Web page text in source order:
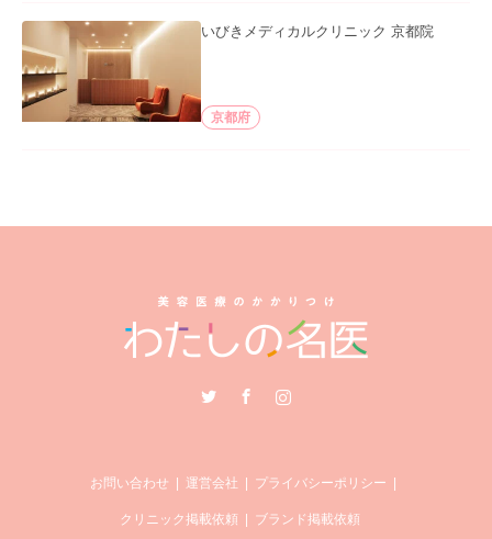
いびきメディカルクリニック 京都院
京都府
Instagram
お問い合わせ 運営会社 プライバシーポリシー
クリニック掲載依頼 ブランド掲載依頼